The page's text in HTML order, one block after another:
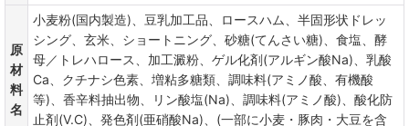
原
材
料
名
小麦粉(国内製造)、豆乳加工品、ロースハム、半固形状ドレッ
シング、玄米、ショートニング、砂糖(てんさい糖)、食塩、酵
母／トレハロース、加工澱粉、ゲル化剤(アルギン酸Na)、乳酸
Ca、クチナシ色素、増粘多糖類、調味料(アミノ酸、有機酸
等)、香辛料抽出物、リン酸塩(Na)、調味料(アミノ酸)、酸化防
止剤(V.C)、発色剤(亜硝酸Na)、(一部に小麦・豚肉・大豆を含